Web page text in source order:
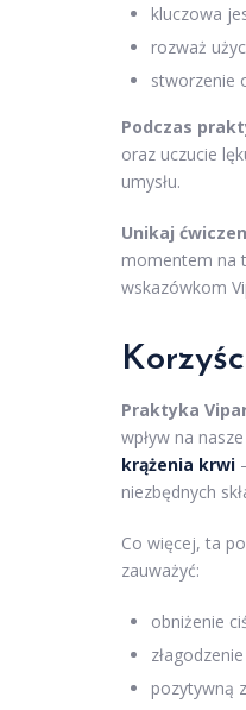
kluczowa
rozważ
stworzenie
Podczas
oraz uczucie
umysłu.
Unikaj
momentem na
wskazówkom
Praktyka
wpływ na
krążenia krwi
niezbędnych
Co więcej, ta
zauważyć:
obniżenie
pozytywną